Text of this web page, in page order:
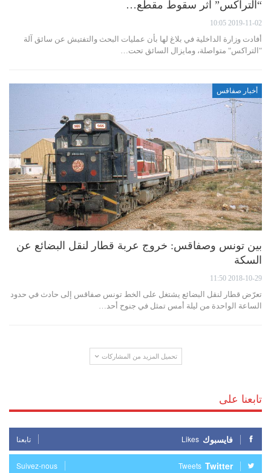
“التراكس” اثر سقوط مقطع…
2019-11-02 10:05
أفادت وزارة الداخلية في بلاغ لها بأن عمليات البحث والتفتيش عن سائق آلة
"التراكس" متواصلة، ومايزال السائق تحت…
أخبار صفاقس
بين تونس وصفاقس: خروج عربة قطار لنقل البضائع عن
السكة
2018-10-29 11:50
تعرّض قطار لنقل البضائع يشتغل على الخط تونس صفاقس إلى حادث في حدود
الساعة الواحدة من ليلة أمس تمثل في جنوح أحد…
تحميل المزيد من المشاركات
تابعنا على
فايسبوك Likes تابعنا
Twitter
Tweets
Suivez-nous